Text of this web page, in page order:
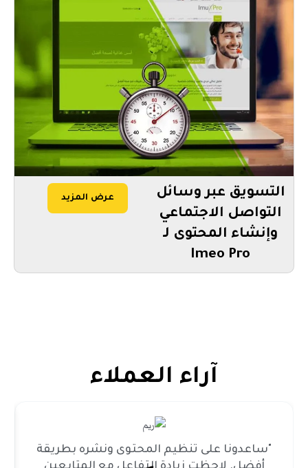
التسويق عبر وسائل
التواصل الاجتماعي
وإنشاء المحتوى لـ
Imeo Pro
عرض المزيد
آراء العملاء
"ساعدونا على تنظيم المحتوى ونشره بطريقة